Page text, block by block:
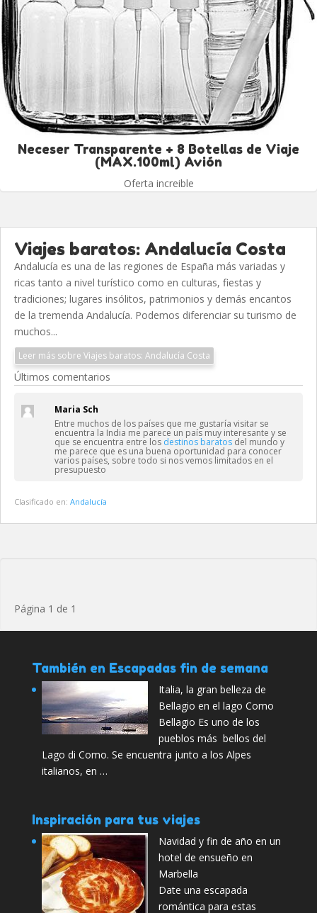
Neceser Transparente + 8 Botellas de Viaje
(MAX.100ml) Avión
Oferta increible
Viajes baratos: Andalucía Costa
Andalucía es una de las regiones de España más variadas y
ricas tanto a nivel turístico como en culturas, fiestas y
tradiciones; lugares insólitos, patrimonios y demás encantos
de la tremenda Andalucía. Podemos diferenciar su turismo de
muchos...
Leer más sobre Viajes baratos: Andalucía Costa
Últimos comentarios
Maria Sch
Entre muchos de los países que me gustaría visitar se
encuentra la India me parece un país muy interesante y se
que se encuentra entre los destinos baratos del mundo y
me parece que es una buena oportunidad para conocer
varios países, sobre todo si nos vemos limitados en el
presupuesto
Clasificado en: Andalucía
Página 1 de 1
También en Escapadas fin de semana
Italia, la gran belleza de
Bellagio en el lago Como
Bellagio Es uno de los
pueblos más bellos del
Lago di Como. Se encuentra junto a los Alpes
italianos, en …
Inspiración para tus viajes
Navidad y fin de año en un
hotel de ensueño en
Marbella
Date una escapada
romántica para estas